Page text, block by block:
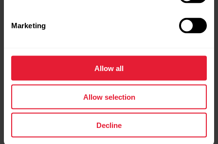
Marketing
Allow all
Allow selection
Decline
PERFETTI PER IL
Three popular outdoor
sports — hiking, trail
running and mountain
biking — unpacked with
complement each other.
STILE DI VITA
Quando l’avventura
chiama, ci sono persone
rispondere. Una di queste
è sicuramente Marco
presentiamo!